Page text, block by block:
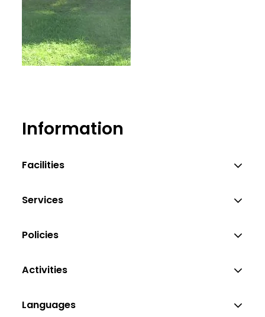
Information
Facilities
Services
Policies
Activities
Languages